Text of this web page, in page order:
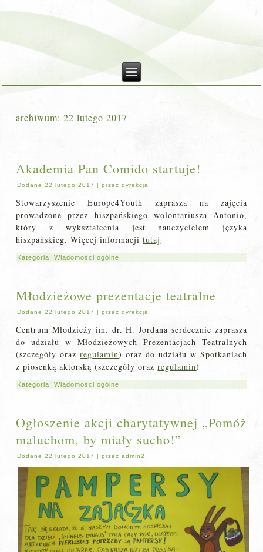
archiwum:22 lutego 2017
Akademia Pan Comido startuje!
Dodane 22 lutego 2017 |przez dyrekcja
Stowarzyszenie Europe4Youth zaprasza na zajęcia
prowadzone przez hiszpańskiego wolontariusza Antonio,
który z wykształcenia jest nauczycielem języka
hiszpańskieg. Więcej informacjitutaj
Kategoria:Wiadomości ogólne
Młodzieżowe prezentacje teatralne
Dodane 22 lutego 2017 |przez dyrekcja
Centrum Młodzieży im. dr. H. Jordana serdecznie zaprasza
do udziału w Młodzieżowych Prezentacjach Teatralnych
(szczegóły orazregulamin) oraz do udziału w Spotkaniach
z piosenką aktorską (szczegóły orazregulamin)
Kategoria:Wiadomości ogólne
Ogłoszenie akcji charytatywnej „Pomóż
maluchom, by miały sucho!”
Dodane 22 lutego 2017 |przez admin2